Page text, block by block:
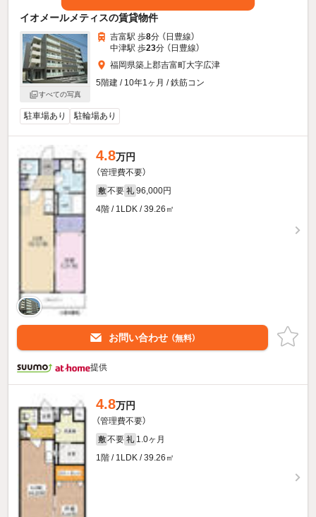
イオメールメティスの賃貸物件
すべての写真
吉富駅 歩8分 （日豊線）
中津駅 歩23分 （日豊線）
福岡県築上郡吉富町大字広津
5階建 / 10年1ヶ月 / 鉄筋コン
駐車場あり 駐輪場あり
4.8万円
（管理費不要）
敷 不要 礼 96,000円
4階 / 1LDK / 39.26㎡
お問い合わせ （無料）
提供
4.8万円
（管理費不要）
敷 不要 礼 1.0ヶ月
1階 / 1LDK / 39.26㎡